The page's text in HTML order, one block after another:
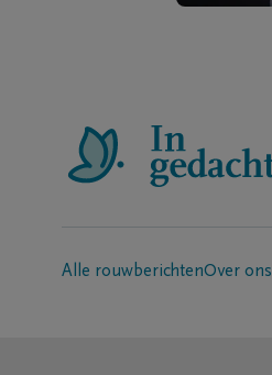
Alle rouwberichtenOver ons